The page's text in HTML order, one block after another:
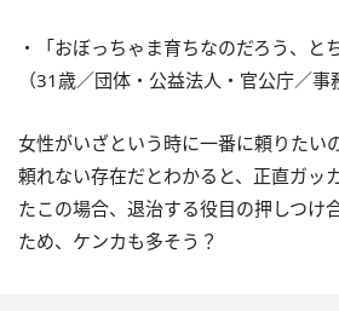
・「おぼっちゃま育ちなのだろう、と
（31歳／団体・公益法人・官公庁／事
女性がいざという時に一番に頼りたい
頼れない存在だとわかると、正直ガッ
たこの場合、退治する役目の押しつけ
ため、ケンカも多そう？